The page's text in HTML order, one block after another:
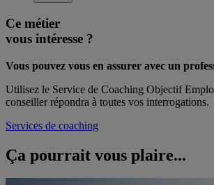
Ce métier
vous intéresse ?
Vous pouvez vous en assurer avec un
Utilisez le Service de Coaching Objectif
conseiller répondra à toutes vos interrogations.
Services de coaching
Ça pourrait vous plaire...